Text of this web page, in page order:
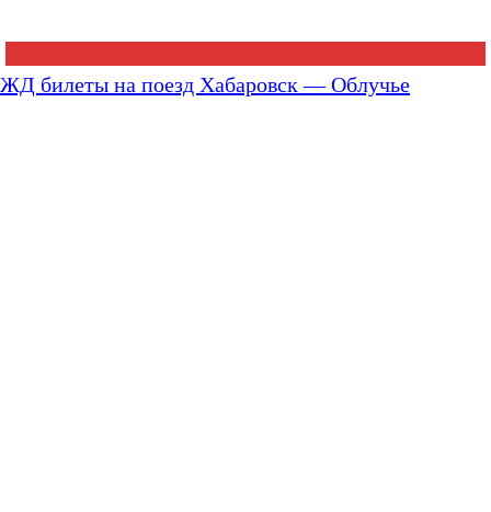
ЖД билеты на поезд Хабаровск — Облучье